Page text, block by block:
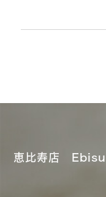
恵比寿店 Ebisu